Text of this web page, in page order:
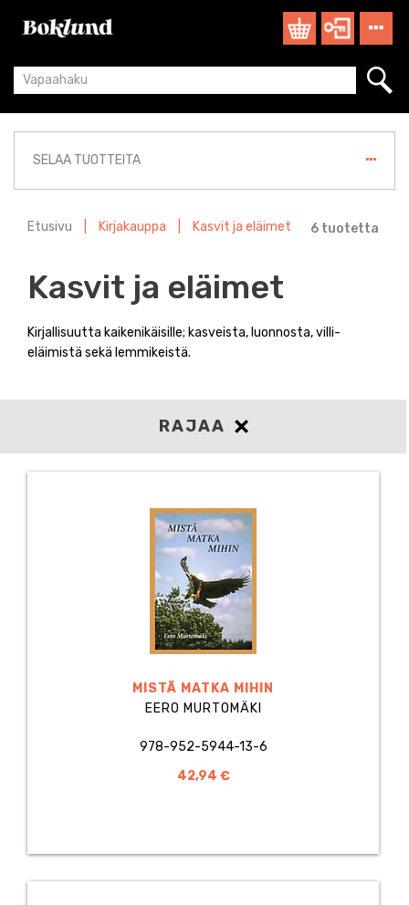
SELAA TUOTTEITA
Etusivu Kirjakauppa Kasvit ja eläimet 6 tuotetta
Kasvit ja eläimet
Kirjallisuutta kaikenikäisille; kasveista, luonnosta, villi-
eläimistä sekä lemmikeistä.
RAJAA
MISTÄ MATKA MIHIN
EERO MURTOMÄKI
978-952-5944-13-6
42,94 €